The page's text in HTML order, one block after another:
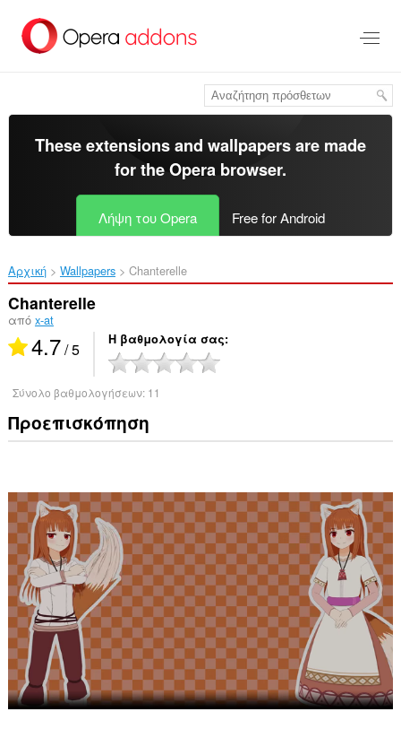
στο
κύριο
These extensions and wallpapers are made
for theOpera browser.
Λήψη του Opera Free for Android
Αρχική Wallpapers Chanterelle‎
Chanterelle
από x-at
4.7/ 5 Η βαθμολογία σας
Σύνολο βαθμολογήσεων: 11
Προεπισκόπηση